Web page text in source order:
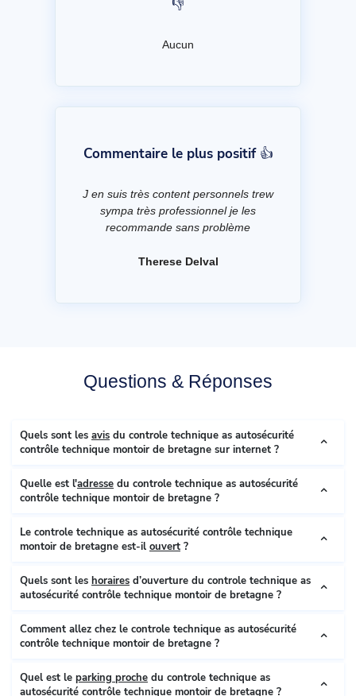
👎
Aucun
Commentaire le plus positif 👍
J en suis très content personnels trew
sympa très professionnel je les
recommande sans problème
Therese Delval
Questions & Réponses
Quels sont les avis du controle technique as autosécurité
contrôle technique montoir de bretagne sur internet ?
Quelle est l'adresse du controle technique as autosécurité
contrôle technique montoir de bretagne ?
Le controle technique as autosécurité contrôle technique
montoir de bretagne est-il ouvert ?
Quels sont les horaires d’ouverture du controle technique as
autosécurité contrôle technique montoir de bretagne ?
Comment allez chez le controle technique as autosécurité
contrôle technique montoir de bretagne ?
Quel est le parking proche du controle technique as
autosécurité contrôle technique montoir de bretagne ?